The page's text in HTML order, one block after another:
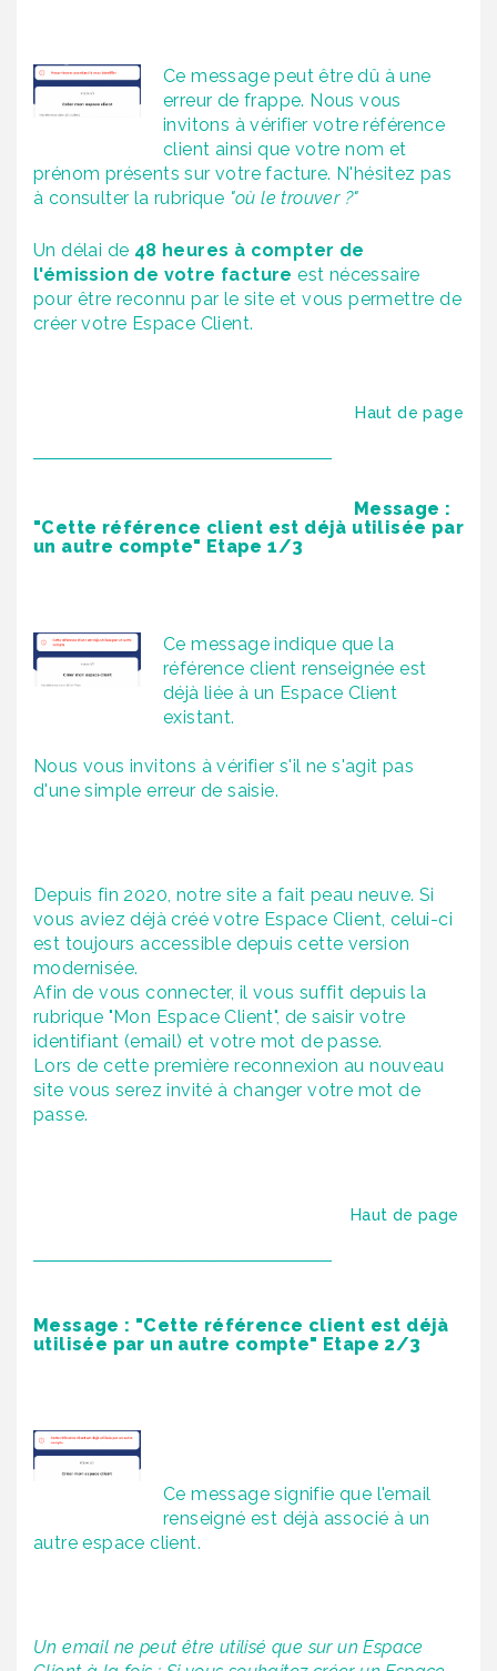
Ce message peut être dû à une
erreur de frappe. Nous vous
invitons à vérifier votre référence
client ainsi que votre nom et
prénom présents sur votre facture. N'hésitez pas
à consulter la rubrique "où le trouver ?"
Un délai de 48 heures à compter de
l'émission de votre facture est nécessaire
pour être reconnu par le site et vous permettre de
créer votre Espace Client.
Haut de page
Message :
"Cette référence client est déjà utilisée par
un autre compte" Etape 1/3
Ce message indique que la
référence client renseignée est
déjà liée à un Espace Client
existant.
Nous vous invitons à vérifier s'il ne s'agit pas
d'une simple erreur de saisie.
Depuis fin 2020, notre site a fait peau neuve. Si
vous aviez déjà créé votre Espace Client, celui-ci
est toujours accessible depuis cette version
modernisée.
Afin de vous connecter, il vous suffit depuis la
rubrique "Mon Espace Client", de saisir votre
identifiant (email) et votre mot de passe.
Lors de cette première reconnexion au nouveau
site vous serez invité à changer votre mot de
passe.
Haut de page
Message : "Cette référence client est déjà
utilisée par un autre compte" Etape 2/3
Ce message signifie que l'email
renseigné est déjà associé à un
autre espace client.
Un email ne peut être utilisé que sur un Espace